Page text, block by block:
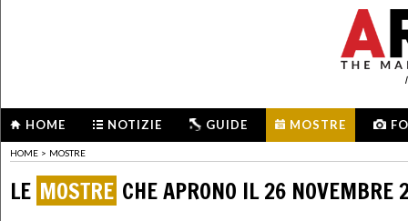
HOME NOTIZIE GUIDE MOSTRE
HOME > MOSTRE
LE MOSTRE CHE APRONO IL 26 NOVEMBRE